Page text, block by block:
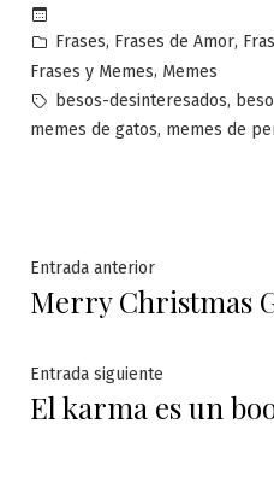
Publicado
en
Frases, Frases de Amor,
Frases y Memes, Memes
Etiquetas:
besos-desinteresados,
memes de gatos, memes de
Navegación
de
entradas
Entrada anteriorEntrada
anterior:
Merry Christmas
Entrada siguiente
siguiente:
El karma es un